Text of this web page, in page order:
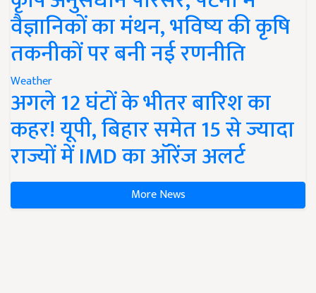
वैज्ञानिकों का मंथन, भविष्य की कृषि
तकनीकों पर बनी नई रणनीति
Weather
अगले 12 घंटों के भीतर बारिश का
कहर! यूपी, बिहार समेत 15 से ज्यादा
राज्यों में IMD का ऑरेंज अलर्ट
More News